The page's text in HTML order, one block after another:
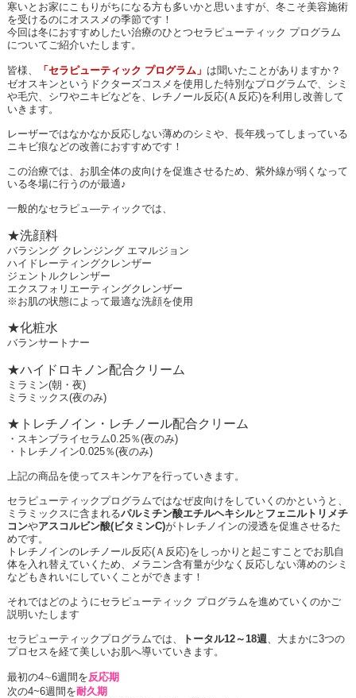
寒いとお家にこもりがちになる方も多いかと思いますが、冬こそ美容施術
を受けるのにオススメの季節です！
今回は冬におすすめしたい治療のひとつセラピューティック プログラム
についてご紹介いたします。
皆様、 「セラピューティック プログラム」 は聞いたことがありますか？
ゼオスキンというドクターズコスメを使用した特別なプログラムで、シミ
や毛穴、シワやニキビなどを、レチノール反応(Ａ反応)を利用し改善して
いきます。
レーザーではなかなか反応しない薄めのシミや、長年残ってしまっている
ニキビ痕などの改善におすすめです！
この治療では、お肌全体の皮向けを促進させるため、紫外線が弱くなって
いる冬場に行うのが最適♪
一般的なセラピュ―ティックでは、
★洗顔料
バラシング クレンジング エマルジョン
ハイドレーティングクレンザー
ジェントルクレンザー
エクスフォリエーティングクレンザー
※お肌の状態によって最適な洗顔を使用
★化粧水
バランサートナー
★ハイドロキノン配合クリーム
ミラミン(朝・夜)
ミラミックス(夜のみ)
★トレチノイン・レチノール配合クリーム
・スキンブライセラム0.25％(夜のみ)
・トレチノイン0.025％(夜のみ)
上記の商品を使ってスキンケアを行っていきます。
セラピューティックプログラムではなぜ皮向けをしていくのかというと、
ミラミックスに含まれるパルミチン酸エチルヘキシルと フェニルトリメチ
コンやアスコルビン酸(ビタミンC)がトレチノインの浸透を促進させるた
めです。
トレチノインのレチノール反応(Ａ反応)をしっかりと起こすことでお肌自
体を入れ替えていくため、メラニン含有量が少なく反応しない薄めのシミ
などもきれいにしていくことができます！
それではどのようにセラピューティック プログラムを進めていくのかご
説明いたします
セラピューティックプログラムでは、 トータル12～18週、大まかに3つの
プロセスを経て美しいお肌へ導いていきます。
最初の4∼6週間を反応期
次の4~6週間を耐久期